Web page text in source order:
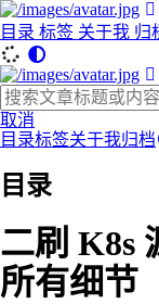
目录 标签 关于我 归
取消
目录标签关于我归档
目录
二刷 K8s
所有细节